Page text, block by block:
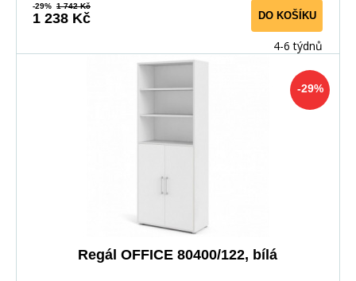
-29% 1 742 Kč
1 238 Kč DO KOŠÍKU
4-6 týdnů
-29%
Regál OFFICE 80400/122, bílá